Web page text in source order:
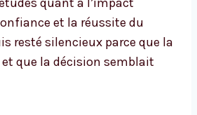
et la réussite du
resté silencieux parce que la
que la décision semblait